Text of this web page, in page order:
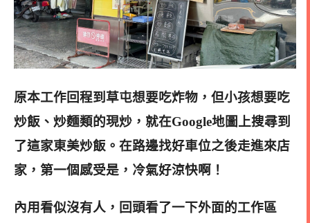
原本工作回程到草屯想要吃炸物，但小孩想要吃
炒飯、炒麵類的現炒，就在Google地圖上搜尋到
了這家東美炒飯。 在路邊找好車位之後走進來店
家，第一個感受是，冷氣好涼快啊！
內用看似沒有人，回頭看了一下外面的工作區